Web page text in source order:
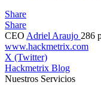
Share
Share
CEO Adriel Araujo 286
www.hackmetrix.com
X (Twitter)
Hackmetrix Blog
Nuestros Servicios